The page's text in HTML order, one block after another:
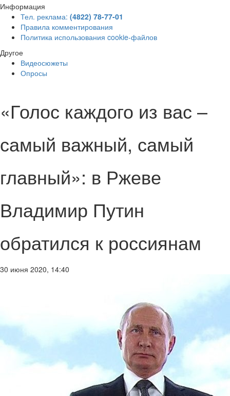
Информация
Тел. реклама: (4822) 78-77-01
Правила комментирования
Политика использования cookie-файлов
Другое
Видеосюжеты
Опросы
«Голос каждого из вас –
самый важный, самый
главный»: в Ржеве
Владимир Путин
обратился к россиянам
30 июня 2020, 14:40